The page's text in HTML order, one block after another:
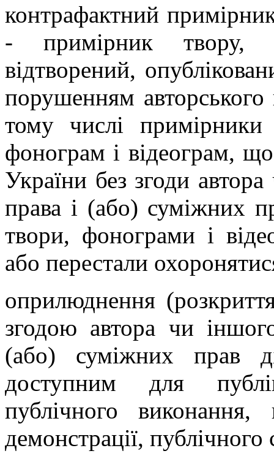
контрафактний
- примірник твору,
відтворений,
порушенням
тому числі
фонограм і відеограм,
України без згоди
права і (або) суміжних
твори, фонограми і
або перестали
оприлюднення
згодою автора чи
(або) суміжних прав
доступним для
публічного виконання,
демонстрації,